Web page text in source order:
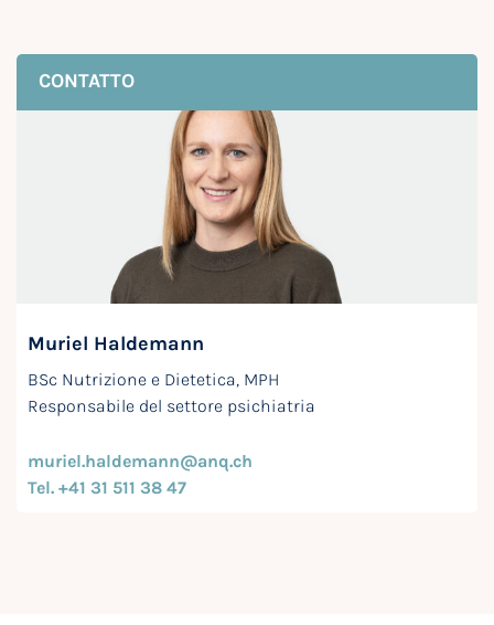
CONTATTO
Muriel Haldemann
BSc Nutrizione e Dietetica, MPH
Responsabile del settore psichiatria
muriel.haldemann@anq.ch
Tel. +41 31 511 38 47